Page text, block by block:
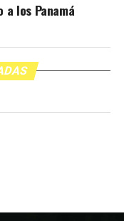
los Panamá